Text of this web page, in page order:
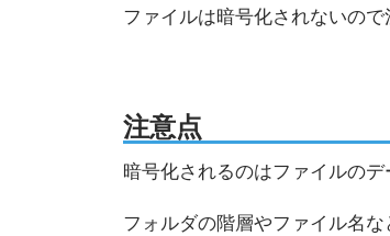
ファイルは暗号化されないので
注意点
暗号化されるのはファイルのデ
フォルダの階層やファイル名